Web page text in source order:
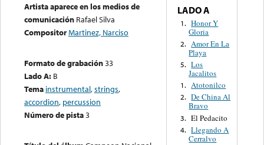
Artista aparece en los medios de
comunicación Rafael Silva
CompositorMartinez, Narciso
Formato de grabación33
Lado A: B
Tema instrumental,strings,
accordion, percussion
Número de pista3
LADO A
1. Honor Y
Gloria
2. Amor En La
Playa
5. Los
Jacalitos
1. Atotonilco
2. De China Al
Bravo
3. El Pedacito
4. Llegando A
Cerralvo